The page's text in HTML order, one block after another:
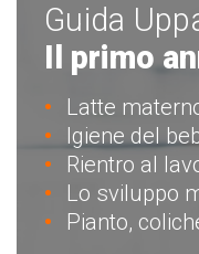
Guida
Il primo
Latte
Igiene del
Rientro al
Lo sviluppo
Pianto,